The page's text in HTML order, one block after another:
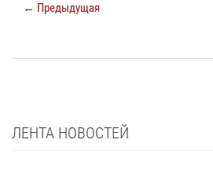
← Предыдущая
ЛЕНТА НОВОСТЕЙ